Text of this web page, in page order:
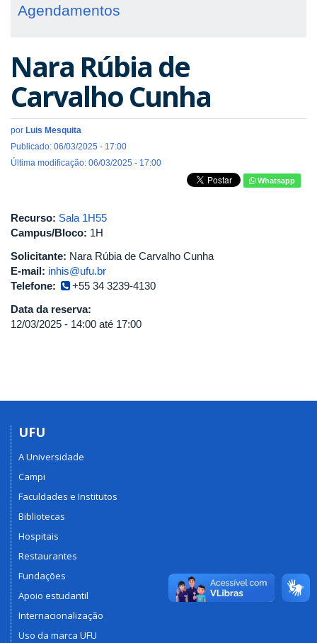
Agendamentos
Nara Rúbia de
Carvalho Cunha
por Luis Mesquita
Publicado: 06/03/2025 - 17:00
Última modificação: 06/03/2025 - 17:00
Whatsapp
Recurso: Sala 1H55
Campus/Bloco: 1H
Solicitante: Nara Rúbia de Carvalho Cunha
E-mail: inhis@ufu.br
Telefone:
+55 34 3239-4130
Data da reserva:
12/03/2025 - 14:00 até 17:00
UFU
A Universidade
Campi
Faculdades e Institutos
Bibliotecas
Hospitais
Restaurantes
Fundações
Apoio estudantil
Internacionalização
Uso da marca UFU